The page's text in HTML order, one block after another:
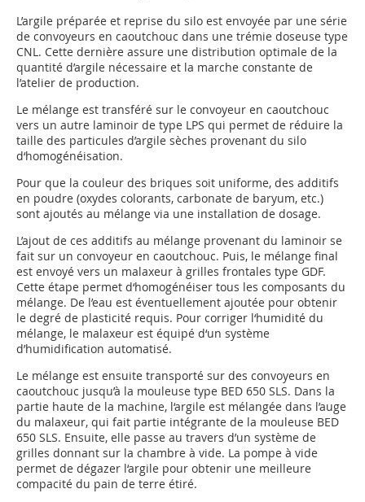
L’argile préparée et reprise du silo est envoyée par une série
de convoyeurs en caoutchouc dans une trémie doseuse type
CNL. Cette dernière assure une distribution optimale de la
quantité d’argile nécessaire et la marche constante de
l’atelier de production.
Le mélange est transféré sur le convoyeur en caoutchouc
vers un autre laminoir de type LPS qui permet de réduire la
taille des particules d’argile sèches provenant du silo
d‘homogénéisation.
Pour que la couleur des briques soit uniforme, des additifs
en poudre (oxydes colorants, carbonate de baryum, etc.)
sont ajoutés au mélange via une installation de dosage.
L’ajout de ces additifs au mélange provenant du laminoir se
fait sur un convoyeur en caoutchouc. Puis, le mélange final
est envoyé vers un malaxeur à grilles frontales type GDF.
Cette étape permet d‘homogénéiser tous les composants du
mélange. De l’eau est éventuellement ajoutée pour obtenir
le degré de plasticité requis. Pour corriger l‘humidité du
mélange, le malaxeur est équipé d‘un système
d’humidification automatisé.
Le mélange est ensuite transporté sur des convoyeurs en
caoutchouc jusqu’à la mouleuse type BED 650 SLS. Dans la
partie haute de la machine, l‘argile est mélangée dans l’auge
du malaxeur, qui fait partie intégrante de la mouleuse BED
650 SLS. Ensuite, elle passe au travers d’un système de
grilles donnant sur la chambre à vide. La pompe à vide
permet de dégazer l‘argile pour obtenir une meilleure
compacité du pain de terre étiré.